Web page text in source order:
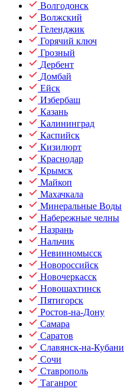
Волгодонск
Волжский
Геленджик
Горячий ключ
Грозный
Дербент
Домбай
Ейск
Избербаш
Казань
Калининград
Каспийск
Кизилюрт
Краснодар
Крымск
Майкоп
Махачкала
Минеральные Воды
Набережные челны
Назрань
Нальчик
Невинномысск
Новороссийск
Новочеркасск
Новошахтинск
Пятигорск
Ростов-на-Дону
Самара
Саратов
Славянск-на-Кубани
Сочи
Ставрополь
Таганрог